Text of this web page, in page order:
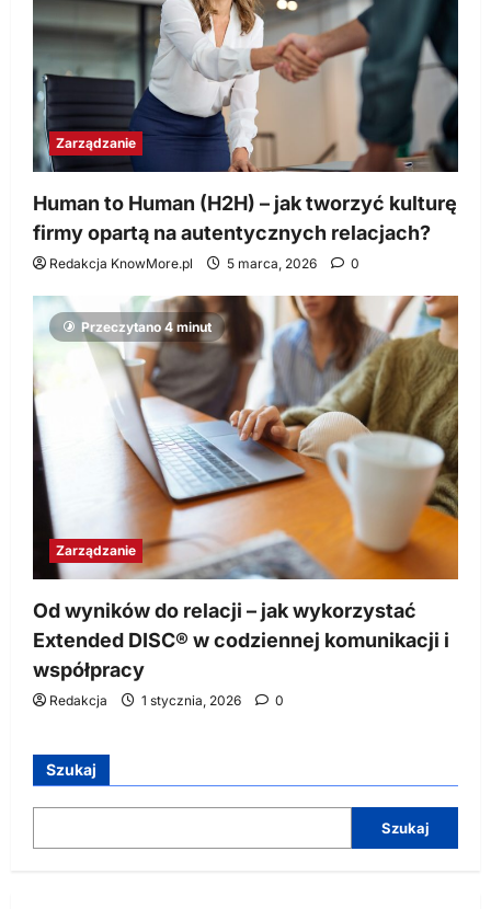
Zarządzanie
Human to Human (H2H) – jak tworzyć kulturę
firmy opartą na autentycznych relacjach?
Redakcja KnowMore.pl 5 marca, 2026 0
Przeczytano 4 minut
Zarządzanie
Od wyników do relacji – jak wykorzystać
Extended DISC® w codziennej komunikacji i
współpracy
Redakcja 1 stycznia, 2026 0
Szukaj
Szukaj